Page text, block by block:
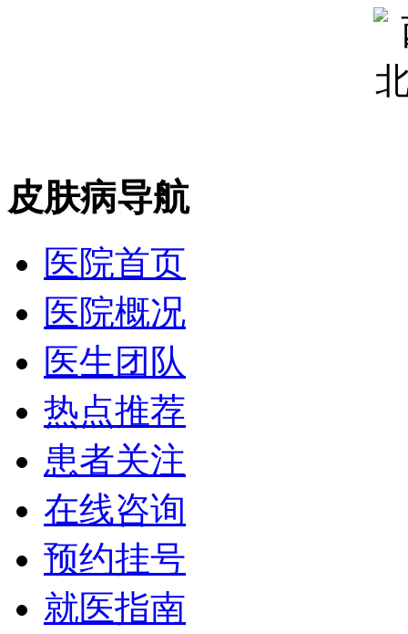
皮肤病导航
医院首页
医院概况
医生团队
热点推荐
患者关注
在线咨询
预约挂号
就医指南